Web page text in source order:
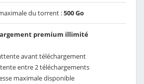
du torrent :500 Go
premium illimité
avant téléchargement
entre 2 téléchargements
maximale disponible